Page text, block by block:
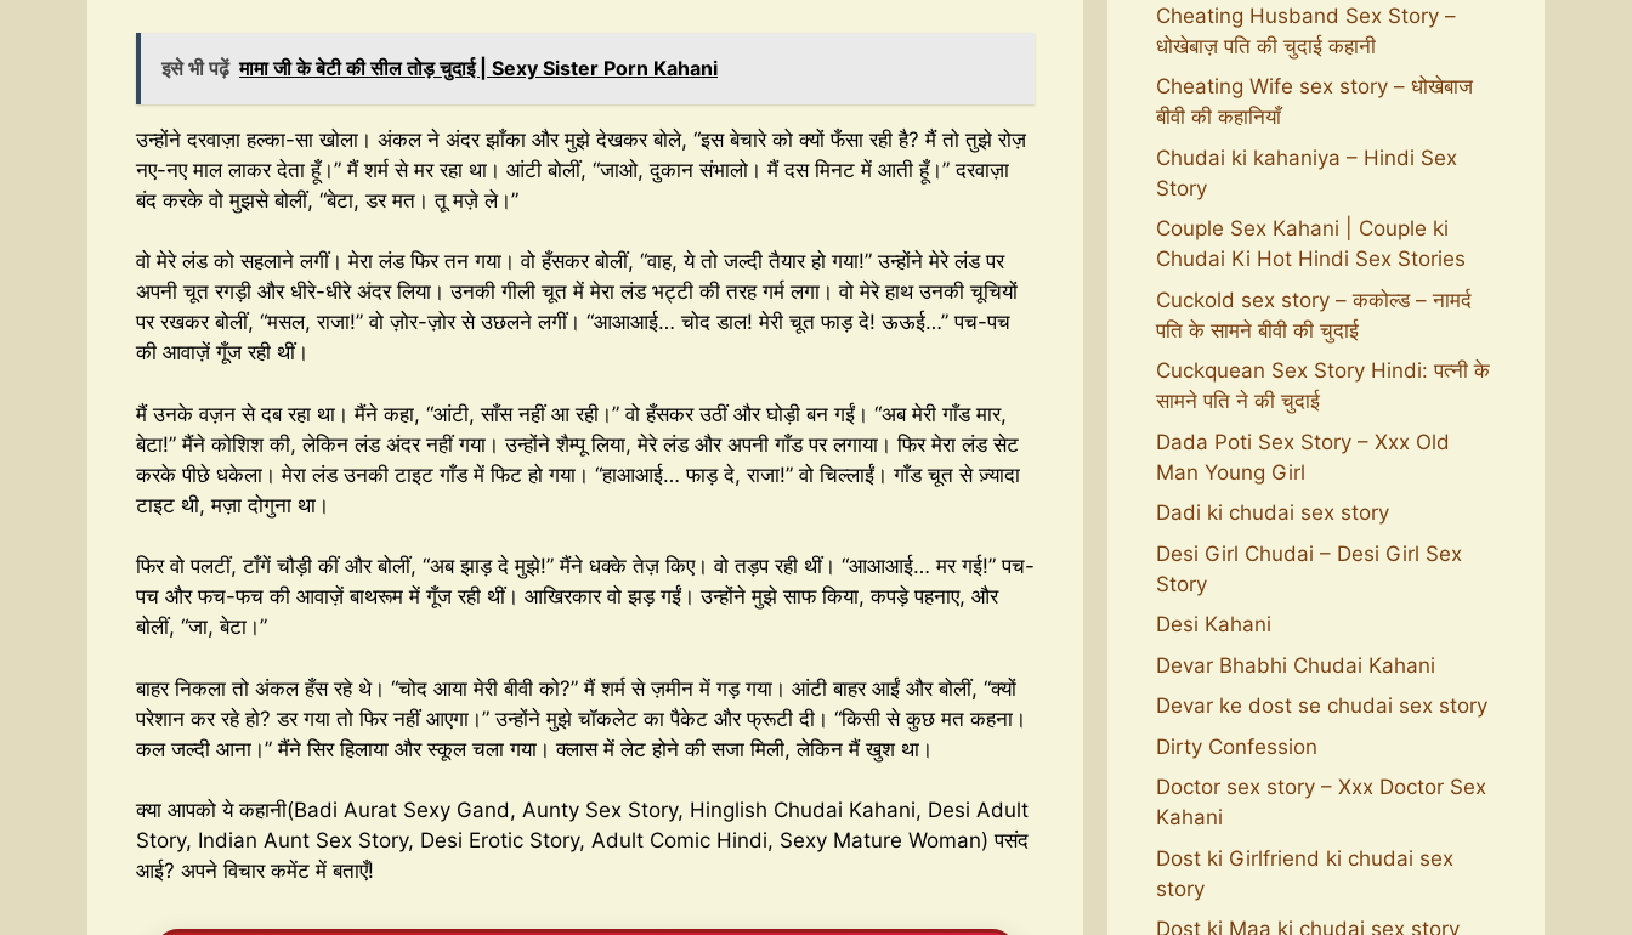
इसे भी पढ़ें मामा जी के बेटी की सील तोड़ चुदाई | Sexy Sister Porn Kahani
उन्होंने दरवाज़ा हल्का-सा खोला। अंकल ने अंदर झाँका और मुझे देखकर बोले, “इस बेचारे को क्यों फँसा रही है? मैं तो तुझे रोज़
नए-नए माल लाकर देता हूँ।” मैं शर्म से मर रहा था। आंटी बोलीं, “जाओ, दुकान संभालो। मैं दस मिनट में आती हूँ।” दरवाज़ा
बंद करके वो मुझसे बोलीं, “बेटा, डर मत। तू मज़े ले।”
वो मेरे लंड को सहलाने लगीं। मेरा लंड फिर तन गया। वो हँसकर बोलीं, “वाह, ये तो जल्दी तैयार हो गया!” उन्होंने मेरे लंड पर
अपनी चूत रगड़ी और धीरे-धीरे अंदर लिया। उनकी गीली चूत में मेरा लंड भट्टी की तरह गर्म लगा। वो मेरे हाथ उनकी चूचियों
पर रखकर बोलीं, “मसल, राजा!” वो ज़ोर-ज़ोर से उछलने लगीं। “आआआई… चोद डाल! मेरी चूत फाड़ दे! ऊऊई…” पच-पच
की आवाज़ें गूँज रही थीं।
मैं उनके वज़न से दब रहा था। मैंने कहा, “आंटी, साँस नहीं आ रही।” वो हँसकर उठीं और घोड़ी बन गईं। “अब मेरी गाँड मार,
बेटा!” मैंने कोशिश की, लेकिन लंड अंदर नहीं गया। उन्होंने शैम्पू लिया, मेरे लंड और अपनी गाँड पर लगाया। फिर मेरा लंड सेट
करके पीछे धकेला। मेरा लंड उनकी टाइट गाँड में फिट हो गया। “हाआआई… फाड़ दे, राजा!” वो चिल्लाईं। गाँड चूत से ज़्यादा
टाइट थी, मज़ा दोगुना था।
फिर वो पलटीं, टाँगें चौड़ी कीं और बोलीं, “अब झाड़ दे मुझे!” मैंने धक्के तेज़ किए। वो तड़प रही थीं। “आआआई… मर गई!” पच-
पच और फच-फच की आवाज़ें बाथरूम में गूँज रही थीं। आखिरकार वो झड़ गईं। उन्होंने मुझे साफ किया, कपड़े पहनाए, और
बोलीं, “जा, बेटा।”
बाहर निकला तो अंकल हँस रहे थे। “चोद आया मेरी बीवी को?” मैं शर्म से ज़मीन में गड़ गया। आंटी बाहर आईं और बोलीं, “क्यों
परेशान कर रहे हो? डर गया तो फिर नहीं आएगा।” उन्होंने मुझे चॉकलेट का पैकेट और फ्रूटी दी। “किसी से कुछ मत कहना।
कल जल्दी आना।” मैंने सिर हिलाया और स्कूल चला गया। क्लास में लेट होने की सजा मिली, लेकिन मैं खुश था।
क्या आपको ये कहानी(Badi Aurat Sexy Gand, Aunty Sex Story, Hinglish Chudai Kahani, Desi Adult
Story, Indian Aunt Sex Story, Desi Erotic Story, Adult Comic Hindi, Sexy Mature Woman) पसंद
आई? अपने विचार कमेंट में बताएँ!
Cheating Husband Sex Story –
धोखेबाज़ पति की चुदाई कहानी
Cheating Wife sex story – धोखेबाज
बीवी की कहानियाँ
Chudai ki kahaniya – Hindi Sex
Story
Couple Sex Kahani | Couple ki
Chudai Ki Hot Hindi Sex Stories
Cuckold sex story – ककोल्ड – नामर्द
पति के सामने बीवी की चुदाई
Cuckquean Sex Story Hindi: पत्नी के
सामने पति ने की चुदाई
Dada Poti Sex Story – Xxx Old
Man Young Girl
Dadi ki chudai sex story
Desi Girl Chudai – Desi Girl Sex
Story
Desi Kahani
Devar Bhabhi Chudai Kahani
Devar ke dost se chudai sex story
Dirty Confession
Doctor sex story – Xxx Doctor Sex
Kahani
Dost ki Girlfriend ki chudai sex
story
Dost ki Maa ki chudai sex story